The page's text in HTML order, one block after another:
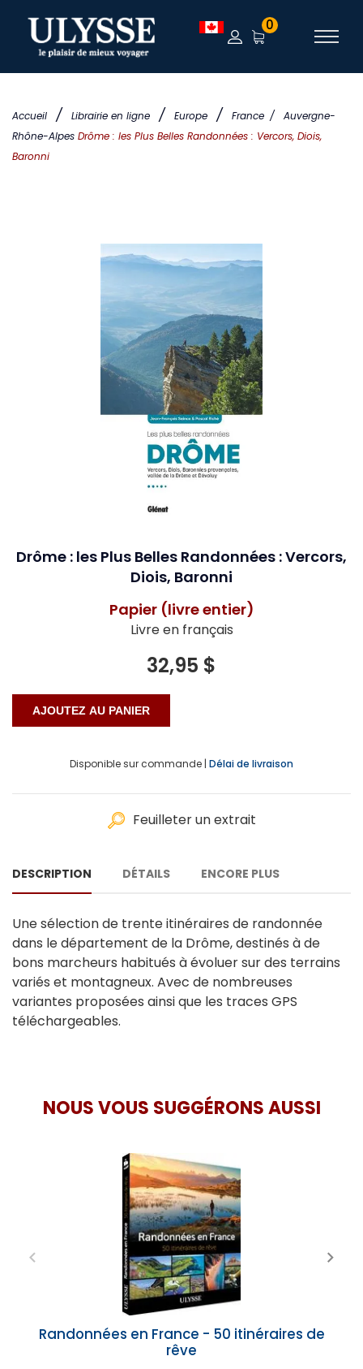
Accueil / Librairie en ligne / Europe / France /
Auvergne-
Rhône-Alpes Drôme : les Plus Belles Randonnées : Vercors, Diois,
Baronni
0
Drôme : les Plus Belles Randonnées : Vercors,
Diois, Baronni
Papier (livre entier)
Livre en français
32,95 $
Disponible sur commande | Délai de livraison
Feuilleter un extrait
DESCRIPTION DÉTAILS ENCORE PLUS
Une sélection de trente itinéraires de randonnée
dans le département de la Drôme, destinés à de
bons marcheurs habitués à évoluer sur des terrains
variés et montagneux. Avec de nombreuses
variantes proposées ainsi que les traces GPS
téléchargeables.
NOUS VOUS SUGGÉRONS AUSSI
Randonnées en France - 50 itinéraires de
rêve